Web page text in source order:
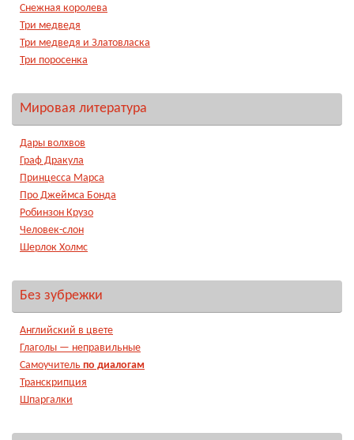
Снежная королева
Три медведя
Три медведя и Златовласка
Три поросенка
Мировая литература
Дары волхвов
Граф Дракула
Принцесса Марса
Про Джеймса Бонда
Робинзон Крузо
Человек-слон
Шерлок Холмс
Без зубрежки
Английский в цвете
Глаголы — неправильные
Самоучитель по диалогам
Транскрипция
Шпаргалки